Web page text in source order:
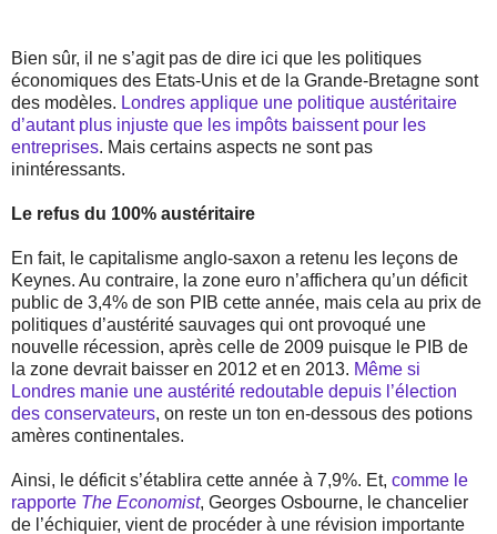
Bien sûr, il ne s’agit pas de dire ici que les politiques
économiques des Etats-Unis et de la Grande-Bretagne sont
des modèles. Londres applique une politique austéritaire
d’autant plus injuste que les impôts baissent pour les
entreprises. Mais certains aspects ne sont pas
inintéressants.
Le refus du 100% austéritaire
En fait, le capitalisme anglo-saxon a retenu les leçons de
Keynes. Au contraire, la zone euro n’affichera qu’un déficit
public de 3,4% de son PIB cette année, mais cela au prix de
politiques d’austérité sauvages qui ont provoqué une
nouvelle récession, après celle de 2009 puisque le PIB de
la zone devrait baisser en 2012 et en 2013. Même si
Londres manie une austérité redoutable depuis l’élection
des conservateurs, on reste un ton en-dessous des potions
amères continentales.
Ainsi, le déficit s’établira cette année à 7,9%. Et, comme le
rapporte The Economist, Georges Osbourne, le chancelier
de l’échiquier, vient de procéder à une révision importante